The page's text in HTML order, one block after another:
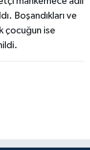
Boşandıkları ve
çocuğun ise